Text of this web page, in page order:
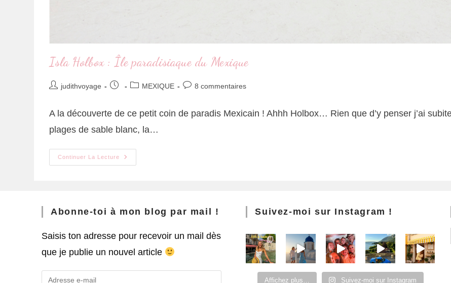
Isla Holbox : Île paradisiaque du Mexique
judithvoyage MEXIQUE 8 commentaires
A la découverte de ce petit coin de paradis Mexicain ! Ahhh Holbox… Rien que d’y penser j’ai
plages de sable blanc, la…
Continuer La Lecture
Abonne-toi à mon blog par mail !
Saisis ton adresse pour recevoir un mail dès
que je publie un nouvel article
Suivez-moi sur Instagram !
Affichez plus… Suivez-moi sur Instagram